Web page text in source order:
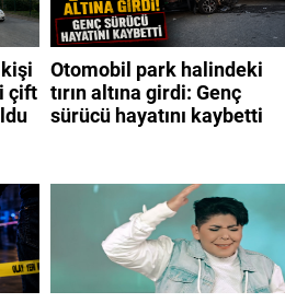
çift
Otomobil park halindeki
tırın altına girdi: Genç
sürücü hayatını kaybetti